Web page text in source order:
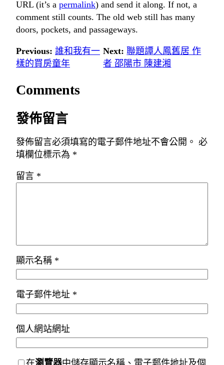
URL (it’s a permalink) and send it along. If not, a
comment still counts. The old web still has many
doors, pockets, and passageways.
Previous: 誰和我有一
樣的買房童年
Next: 聯題譚人鳳舊居 作
者 邵陽市 陳建湘
Comments
發佈留言
發佈留言必須填寫的電子郵件地址不會公開。 必
填欄位標示為 *
留言 *
顯示名稱 *
電子郵件地址 *
個人網站網址